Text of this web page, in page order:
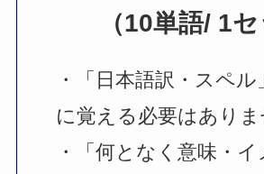
（10単語/ 1セ
・「日本語訳・スペ
に覚える必要はあり
・「何となく意味・